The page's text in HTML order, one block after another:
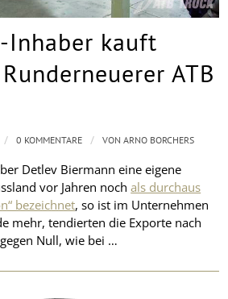
Inhaber kauft
ATB
Detlev Biermann eine eigene
vor Jahren nochals durchaus
bezeichnet, so ist im Unternehmen
mehr, tendierten die Exporte nach
Null, wie bei …
/ 0 KOMMENTARE / VONARNO BORCHERS